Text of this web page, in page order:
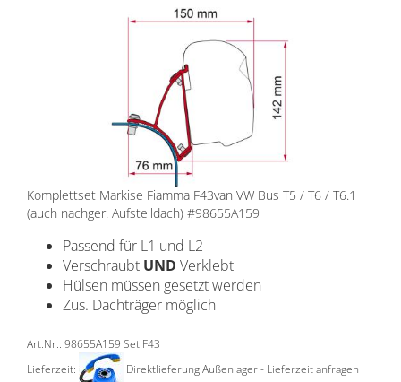
Komplettset Markise Fiamma F43van VW Bus T5 / T6 / T6.1
(auch nachger. Aufstelldach) #98655A159
Passend für L1 und L2
Verschraubt UND Verklebt
Hülsen müssen gesetzt werden
Zus. Dachträger möglich
Art.Nr.: 98655A159 Set F43
Lieferzeit:
Direktlieferung Außenlager - Lieferzeit anfragen